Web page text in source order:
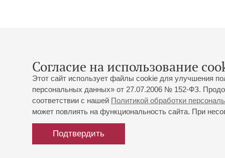
Согласие на использование
Этот сайт использует файлы cookie для улучшения
персональных данных» от 27.07.2006 № 152-ФЗ.
соответствии с нашей Политикой обработки
может повлиять на функциональность сайта. При
Подтвердить